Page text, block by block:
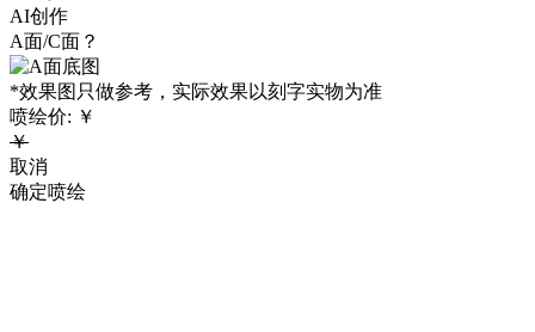
AI创作
A面/C面？
*效果图只做参考，实际效果以刻字实物为准
喷绘价: ￥
￥
取消
确定喷绘